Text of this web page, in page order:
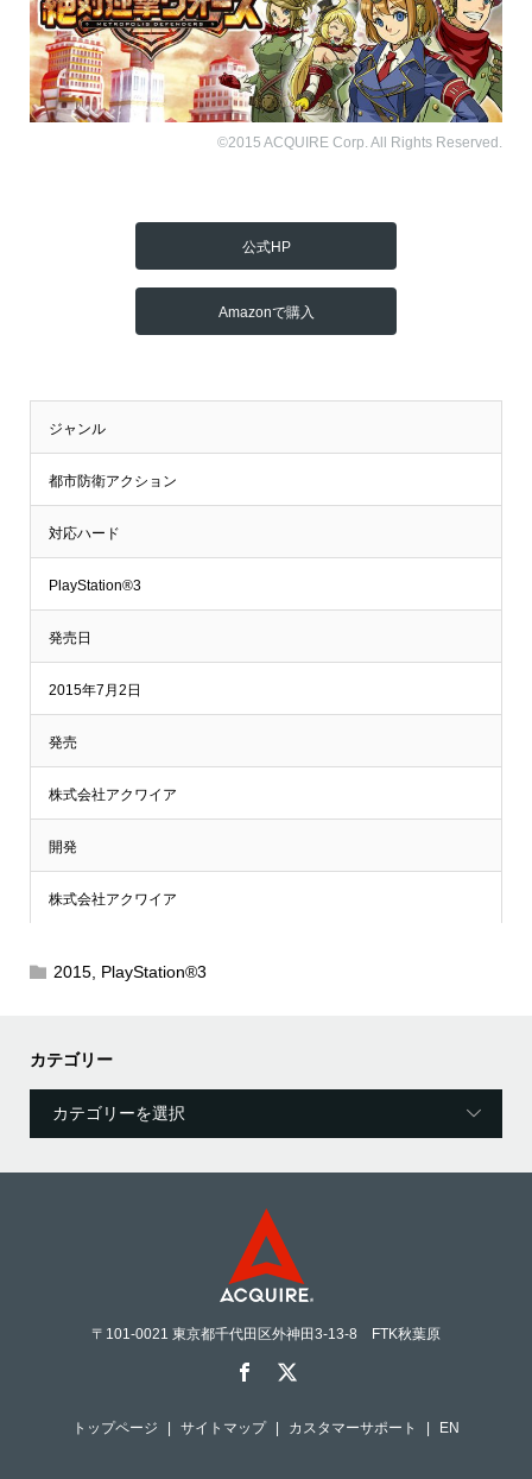
©2015 ACQUIRE Corp. All Rights Reserved.
公式HP
Amazonで購入
ジャンル
都市防衛アクション
対応ハード
PlayStation®3
発売日
2015年7月2日
発売
株式会社アクワイア
開発
株式会社アクワイア
2015, PlayStation®3
カテゴリー
〒101-0021 東京都千代田区外神田3-13-8 FTK秋葉原
トップページ サイトマップ カスタマーサポート EN